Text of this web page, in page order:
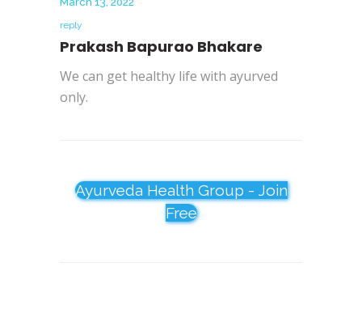
reply
Prakash Bapurao Bhakare
We can get healthy life with ayurved
only.
Ayurveda Health Group - Join
Free